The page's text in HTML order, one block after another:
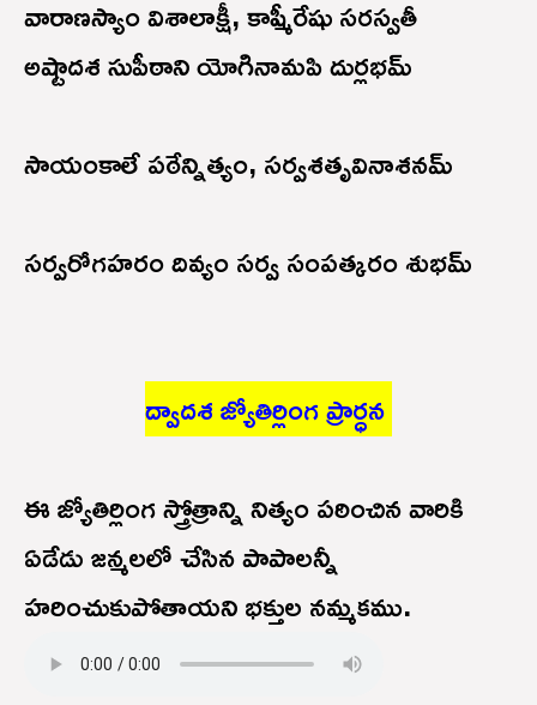
వారాణస్యాం విశాలాక్షీ, కాష్మీరేషు సరస్వతీ
అష్టాదశ సుపీఠాని యోగినామపి దుర్లభమ్
సాయంకాలే పఠేన్నిత్యం, సర్వశతృవినాశనమ్
సర్వరోగహరం దివ్యం సర్వ సంపత్కరం శుభమ్
ద్వాదశ జ్యోతిర్లింగ ప్రార్ధన
ఈ జ్యోతిర్లింగ స్త్రోత్రాన్ని నిత్యం పఠించిన వారికి
ఏడేడు జన్మలలో చేసిన పాపాలన్నీ
హరించుకుపోతాయని భక్తుల నమ్మకము.